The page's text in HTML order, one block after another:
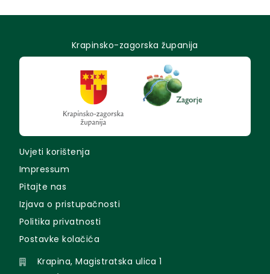
Krapinsko-zagorska županija
Uvjeti korištenja
Impressum
Pitajte nas
Izjava o pristupačnosti
Politika privatnosti
Postavke kolačića
Krapina, Magistratska ulica 1